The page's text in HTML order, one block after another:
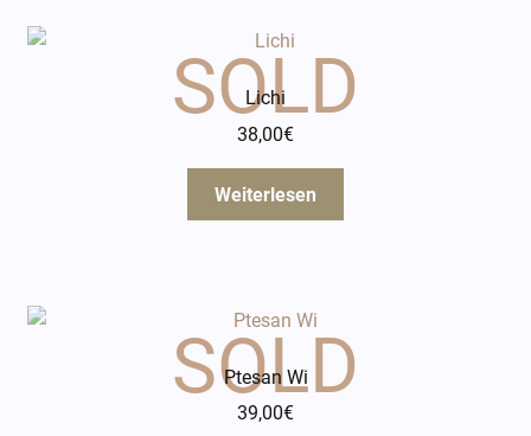
Lichi
38,00€
Weiterlesen
Ptesan Wi
39,00€